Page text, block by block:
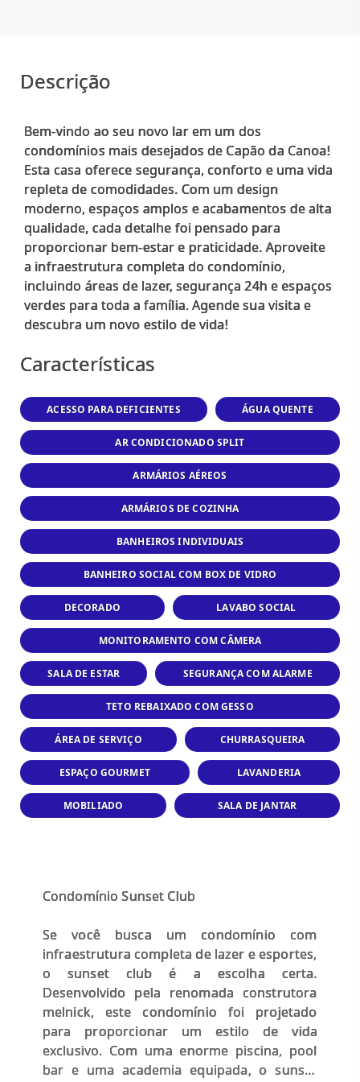
Descrição
Bem-vindo ao seu novo lar em um dos
condomínios mais desejados de Capão da Canoa!
Esta casa oferece segurança, conforto e uma vida
repleta de comodidades. Com um design
moderno, espaços amplos e acabamentos de alta
qualidade, cada detalhe foi pensado para
proporcionar bem-estar e praticidade. Aproveite
a infraestrutura completa do condomínio,
incluindo áreas de lazer, segurança 24h e espaços
verdes para toda a família. Agende sua visita e
descubra um novo estilo de vida!
Características
ACESSO PARA DEFICIENTES ÁGUA QUENTE
AR CONDICIONADO SPLIT
ARMÁRIOS AÉREOS
ARMÁRIOS DE COZINHA
BANHEIROS INDIVIDUAIS
BANHEIRO SOCIAL COM BOX DE VIDRO
DECORADO LAVABO SOCIAL
MONITORAMENTO COM CÂMERA
SALA DE ESTAR SEGURANÇA COM ALARME
TETO REBAIXADO COM GESSO
ÁREA DE SERVIÇO CHURRASQUEIRA
ESPAÇO GOURMET LAVANDERIA
MOBILIADO SALA DE JANTAR
Condomínio Sunset Club
Se você busca um condomínio com
infraestrutura completa de lazer e esportes,
o sunset club é a escolha certa.
Desenvolvido pela renomada construtora
melnick, este condomínio foi projetado
para proporcionar um estilo de vida
exclusivo. Com uma enorme piscina, pool
bar e uma academia equipada, o sunset